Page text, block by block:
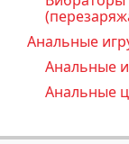
Анальные
Анальные
Анальные